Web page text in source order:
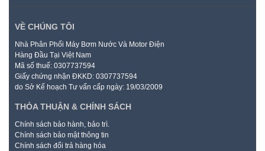
VỀ CHÚNG TÔI
Nhà Phân Phối Máy Bơm Nước Và Motor Điện
Hàng Đầu Tại Việt Nam
Mã số thuế: 0307737594
Giấy chứng nhận ĐKKD: 0307737594
do Sở Kế hoạch Tư vấn cấp ngày: 19/03/2009
THỎA THUẬN & CHÍNH SÁCH
Chính sách bảo hành, bảo trì.
Chính sách bảo mật thông tin
Chính sách đổi trả hàng hóa